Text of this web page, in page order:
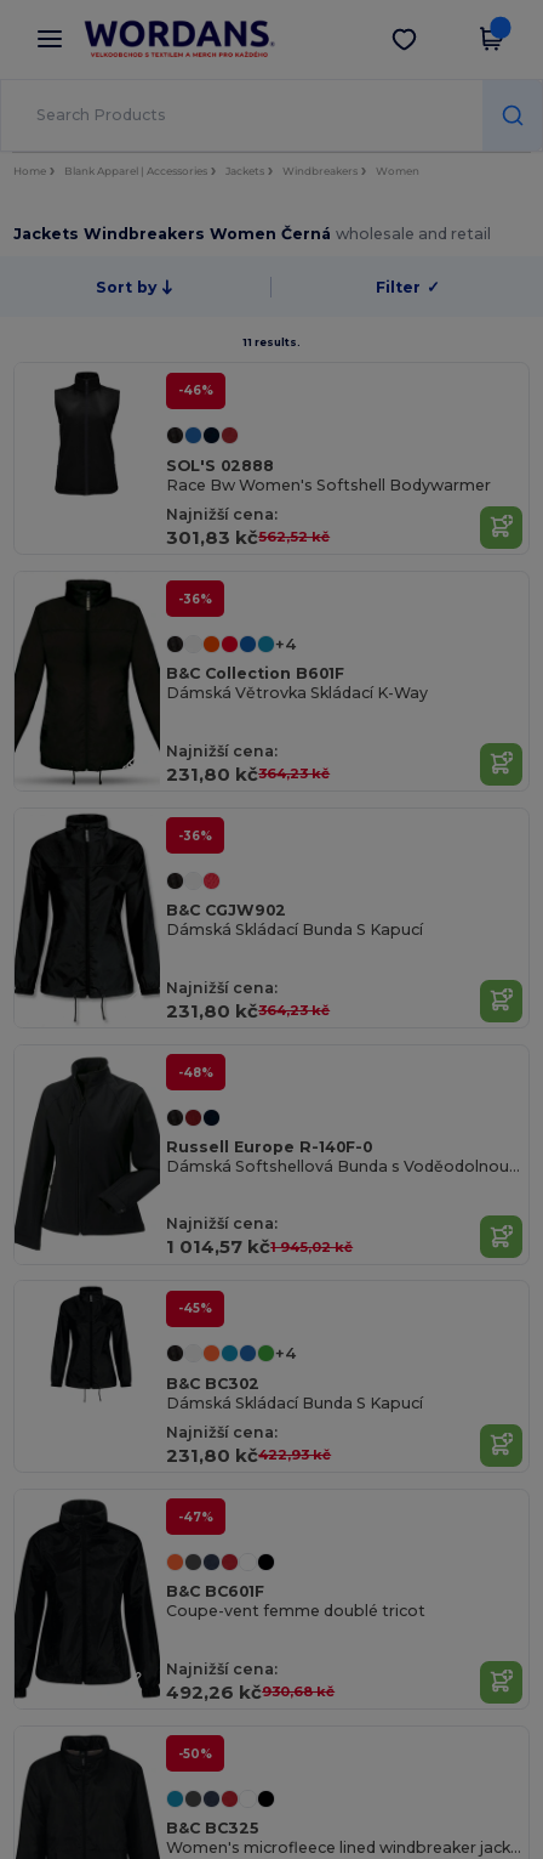
× Aplikace Wordans
Lepší ceny v aplikaci!
Stáhnout app
Home Blank Apparel | Accessories Jackets Windbreakers Women
Jackets Windbreakers Women Černáwholesale and retail
Sort by Filter ✓
11 results.
-46%
SOL'S 02888
Race Bw Women's Softshell Bodywarmer
Najnižší cena:
301,83 kč562,52 kč
-36%
+4
B&C Collection B601F
Dámská Větrovka Skládací K-Way
Najnižší cena:
231,80 kč364,23 kč
-36%
B&C CGJW902
Dámská Skládací Bunda S Kapucí
Najnižší cena:
231,80 kč364,23 kč
-48%
Russell Europe R-140F-0
Dámská Softshellová Bunda s Voděodolnou Úpravou
Najnižší cena:
1 014,57 kč1 945,02 kč
-45%
+4
B&C BC302
Dámská Skládací Bunda S Kapucí
Najnižší cena:
231,80 kč422,93 kč
-47%
B&C BC601F
Coupe-vent femme doublé tricot
Najnižší cena:
492,26 kč930,68 kč
-50%
B&C BC325
Women's microfleece lined windbreaker jacket